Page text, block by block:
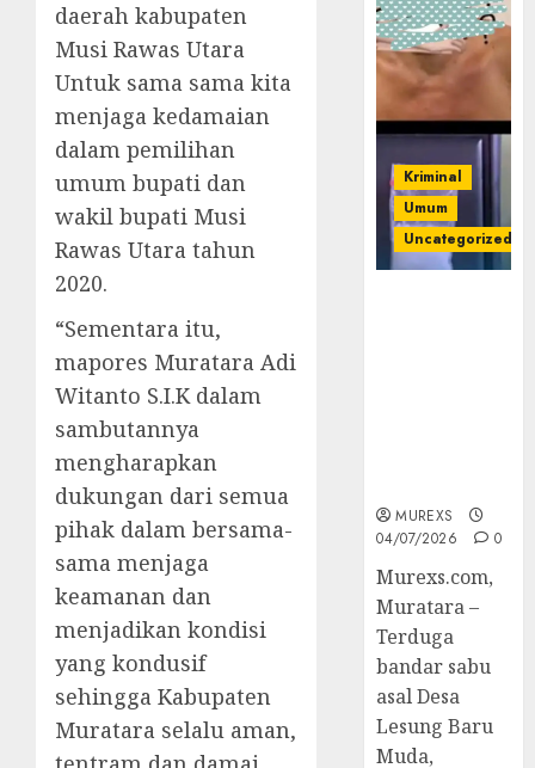
daerah kabupaten
Musi Rawas Utara
Untuk sama sama kita
menjaga kedamaian
dalam pemilihan
umum bupati dan
wakil bupati Musi
Rawas Utara tahun
2020.
“Sementara itu,
mapores Muratara Adi
Witanto S.I.K dalam
sambutannya
mengharapkan
dukungan dari semua
pihak dalam bersama-
sama menjaga
keamanan dan
menjadikan kondisi
yang kondusif
sehingga Kabupaten
Muratara selalu aman,
Kriminal
Umum
Uncategorized
MUREXS
04/07/2026
0
Murexs.com,
Muratara –
Terduga
bandar sabu
asal Desa
Lesung Baru
Muda,